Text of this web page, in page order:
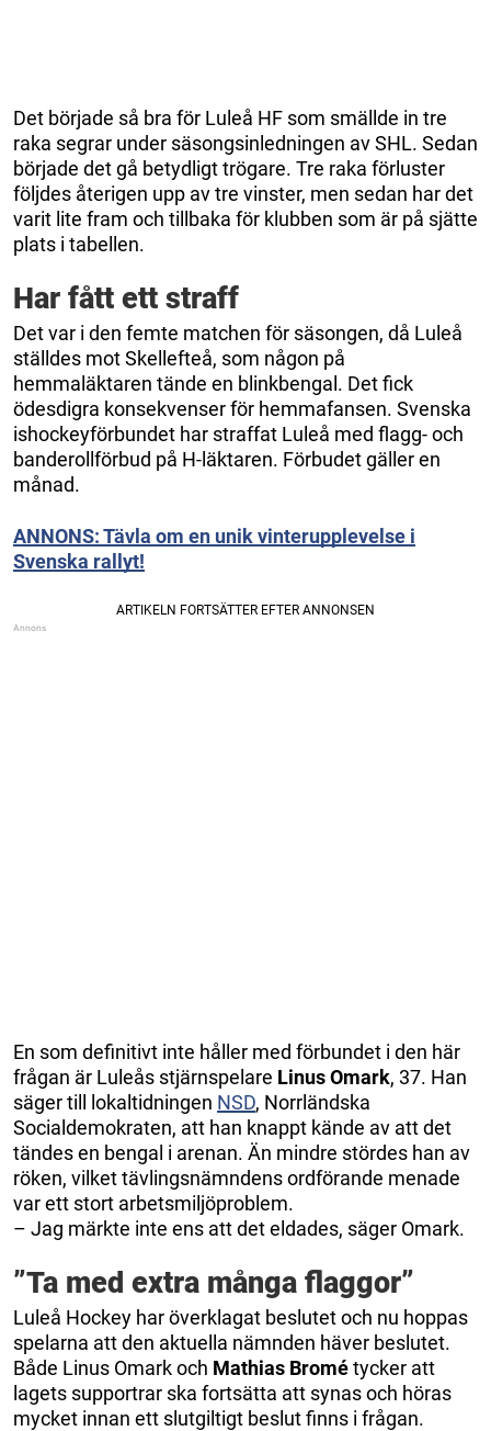
Det började så bra för Luleå HF som smällde in tre
raka segrar under säsongsinledningen av SHL. Sedan
började det gå betydligt trögare. Tre raka förluster
följdes återigen upp av tre vinster, men sedan har det
varit lite fram och tillbaka för klubben som är på sjätte
plats i tabellen.
Har fått ett straff
Det var i den femte matchen för säsongen, då Luleå
ställdes mot Skellefteå, som någon på
hemmaläktaren tände en blinkbengal. Det fick
ödesdigra konsekvenser för hemmafansen. Svenska
ishockeyförbundet har straffat Luleå med flagg- och
banderollförbud på H-läktaren. Förbudet gäller en
månad.
ANNONS: Tävla om en unik vinterupplevelse i
Svenska rallyt!
En som definitivt inte håller med förbundet i den här
frågan är Luleås stjärnspelare Linus Omark, 37. Han
säger till lokaltidningen NSD, Norrländska
Socialdemokraten, att han knappt kände av att det
tändes en bengal i arenan. Än mindre stördes han av
röken, vilket tävlingsnämndens ordförande menade
var ett stort arbetsmiljöproblem.
– Jag märkte inte ens att det eldades, säger Omark.
”Ta med extra många flaggor”
Luleå Hockey har överklagat beslutet och nu hoppas
spelarna att den aktuella nämnden häver beslutet.
Både Linus Omark och Mathias Brométycker att
lagets supportrar ska fortsätta att synas och höras
mycket innan ett slutgiltigt beslut finns i frågan.